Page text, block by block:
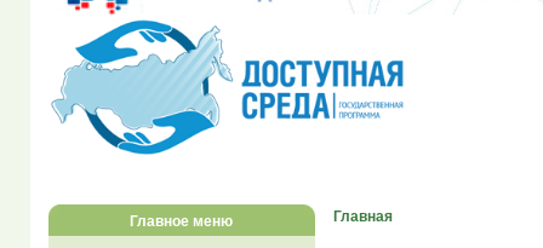
Главное меню Главная